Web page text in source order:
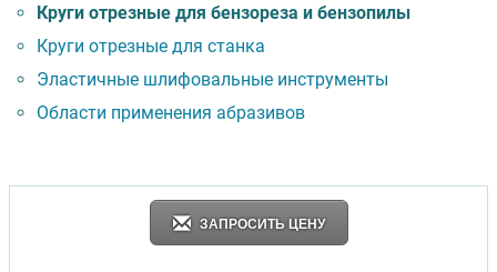
Круги отрезные для бензореза и бензопилы
Круги отрезные для станка
Эластичные шлифовальные инструменты
Области применения абразивов
ЗАПРОСИТЬ ЦЕНУ